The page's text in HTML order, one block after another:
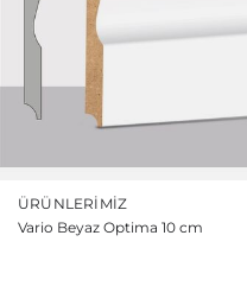
ÜRÜNLERIMIZ
Vario Beyaz Optima 10 cm